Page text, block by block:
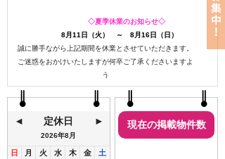
◇夏季休業のお知らせ◇
8月11日（火） ～ 8月16日（日）
誠に勝手ながら上記期間を休業とさせていただきます。
ご迷惑をおかけいたしますが何卒ご了承くださいますよ
う
お願い申し上げます。
定休日
2026年8月
日 月 火 水 木 金 土
現在の掲載物件数